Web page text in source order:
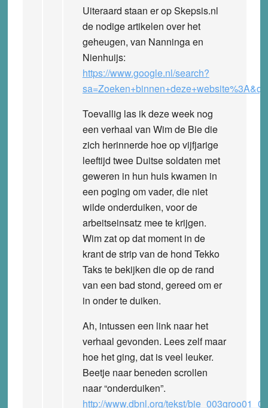
Uiteraard staan er op Skepsis.nl
de nodige artikelen over het
geheugen, van Nanninga en
Nienhuijs:
https://www.google.nl/search?
Toevallig las ik deze week nog
een verhaal van Wim de Bie die
zich herinnerde hoe op vijfjarige
leeftijd twee Duitse soldaten met
geweren in hun huis kwamen in
een poging om vader, die niet
wilde onderduiken, voor de
arbeitseinsatz mee te krijgen.
Wim zat op dat moment in de
krant de strip van de hond Tekko
Taks te bekijken die op de rand
van een bad stond, gereed om er
in onder te duiken.
Ah, intussen een link naar het
verhaal gevonden. Lees zelf maar
hoe het ging, dat is veel leuker.
Beetje naar beneden scrollen
naar “onderduiken”.
http://www.dbnl.org/tekst/